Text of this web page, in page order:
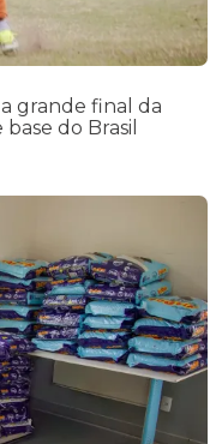
grande final da
do Brasil